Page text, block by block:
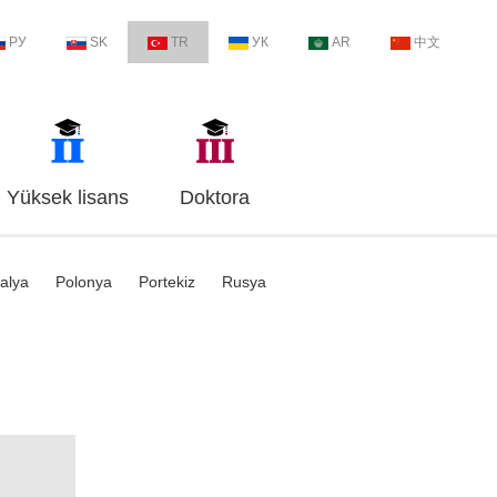
РУ SK TR УК AR 中文
Yüksek lisans Doktora
Polonya Portekiz Rusya